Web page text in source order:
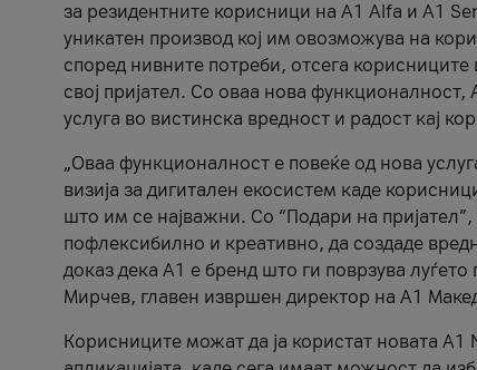
за резидентните корисници на А1 Alfa и A1
уникатен производ кој им овозможува на
според нивните потреби, отсега
свој пријател. Со оваа нова
услуга во вистинска вредност и радост кај
„Оваа функционалност е повеќе од нова
визија за дигитален екосистем каде
што им се најважни. Со “Подари на
пофлексибилно и креативно, да создаде
доказ дека А1 е бренд што ги поврзува луѓето
Мирчев, главен извршен директор на А1
Корисниците можат да ја користат новата